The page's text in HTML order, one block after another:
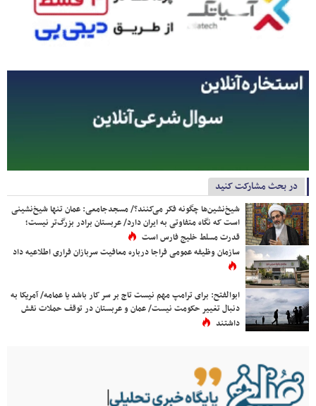
در بحث مشارکت کنید
شیخ‌نشین‌ها چگونه فکر می‌کنند؟/ مسجدجامعی: عمان تنها شیخ‌نشینی
است که نگاه متفاوتی به ایران دارد/ عربستان برادر بزرگ‌تر نیست؛
قدرت مسلط خلیج فارس است
سازمان وظیفه عمومی فراجا درباره معافیت سربازان فراری اطلاعیه داد
ابوالفتح: برای ترامپ مهم نیست تاج بر سر کار باشد یا عمامه/ آمریکا به
دنبال تغییر حکومت نیست/ عمان و عربستان در توقف حملات نقش
داشتند